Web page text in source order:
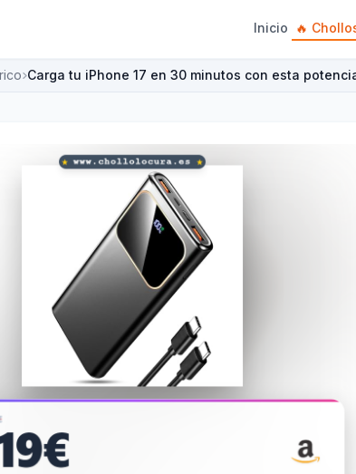
Inicio 🔥
Carga tu iPhone 17 en 30 minutos con esta